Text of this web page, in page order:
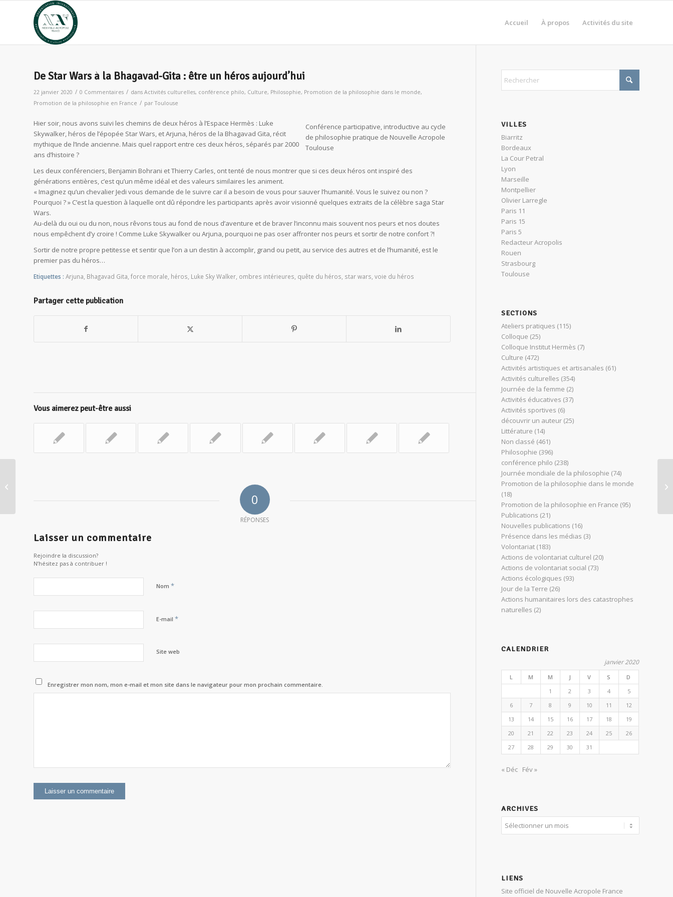
Accueil À propos Activités du site
De Star Wars à la Bhagavad-Gita : être un héros aujourd’hui
22 janvier 2020 / 0 Commentaires / dans Activités culturelles, conférence philo, Culture, Philosophie, Promotion de la philosophie dans le monde,
Promotion de la philosophie en France / parToulouse
Conférence participative, introductive au cycle
de philosophie pratique de Nouvelle Acropole
Toulouse
Hier soir, nous avons suivi les chemins de deux héros à l’Espace Hermès : Luke
Skywalker, héros de l’épopée Star Wars, et Arjuna, héros de la Bhagavad Gita, récit
mythique de l’Inde ancienne. Mais quel rapport entre ces deux héros, séparés par 2000
ans d’histoire ?
Les deux conférenciers, Benjamin Bohrani et Thierry Carles, ont tenté de nous montrer que si ces deux héros ont inspiré des
générations entières, c’est qu’un même idéal et des valeurs similaires les animent.
« Imaginez qu’un chevalier Jedi vous demande de le suivre car il a besoin de vous pour sauver l’humanité. Vous le suivez ou non ?
Pourquoi ? » C’est la question à laquelle ont dû répondre les participants après avoir visionné quelques extraits de la célèbre saga Star
Wars.
Au-delà du oui ou du non, nous rêvons tous au fond de nous d’aventure et de braver l’inconnu mais souvent nos peurs et nos doutes
nous empêchent d’y croire ! Comme Luke Skywalker ou Arjuna, pourquoi ne pas oser affronter nos peurs et sortir de notre confort ?!
Sortir de notre propre petitesse et sentir que l’on a un destin à accomplir, grand ou petit, au service des autres et de l’humanité, est le
premier pas du héros…
Etiquettes : Arjuna Bhagavad Gita force morale héros Luke Sky Walker ombres intérieures quête du héros star wars voie du héros
Partager cette publication
Vous aimerez peut-être aussi
0
RÉPONSES
Laisser un commentaire
Rejoindre la discussion?
N’hésitez pas à contribuer !
Nom *
E-mail *
Site web
Enregistrer mon nom, mon e-mail et mon site dans le navigateur pour mon prochain commentaire.
VILLES
Biarritz
Bordeaux
La Cour Petral
Lyon
Marseille
Montpellier
Olivier Larregle
Paris 11
Paris 15
Paris 5
Redacteur Acropolis
Rouen
Strasbourg
Toulouse
SECTIONS
Ateliers pratiques (115)
Colloque (25)
Colloque Institut Hermès (7)
Culture (472)
Activités artistiques et artisanales (61)
Activités culturelles (354)
Journée de la femme (2)
Activités éducatives (37)
Activités sportives (6)
découvrir un auteur (25)
Littérature (14)
Non classé (461)
Philosophie (396)
conférence philo (238)
Journée mondiale de la philosophie (74)
Promotion de la philosophie dans le monde
(18)
Promotion de la philosophie en France (95)
Publications (21)
Nouvelles publications (16)
Présence dans les médias (3)
Volontariat (183)
Actions de volontariat culturel (20)
Actions de volontariat social (73)
Actions écologiques (93)
Jour de la Terre (26)
Actions humanitaires lors des catastrophes
naturelles (2)
CALENDRIER
janvier 2020
L M M J V S
D
1
2 3 4
5
6
7 8 9 10 11
12
13
14 15 16 17 18
19
20
21 22 23 24 25
26
27
28 29 30 31
« Déc Fév »
ARCHIVES
LIENS
Site officiel de Nouvelle Acropole France